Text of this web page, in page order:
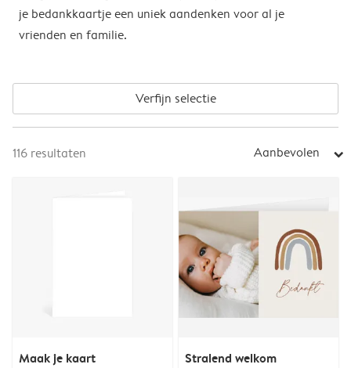
je bedankkaartje een uniek aandenken voor al je
vrienden en familie.
Verfijn selectie
116 resultaten Aanbevolen arrow_right
Maak je kaart Stralend welkom